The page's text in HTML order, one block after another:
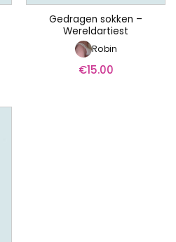
Gedragen sokken –
Wereldartiest
Robin
€15.00